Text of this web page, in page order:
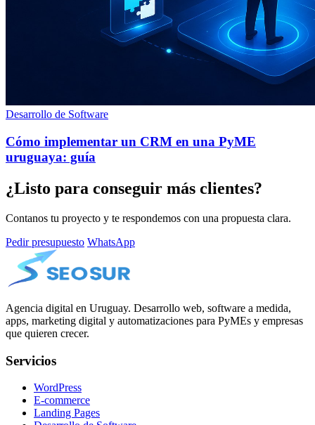
Desarrollo de Software
Cómo implementar un CRM en una PyME
uruguaya: guía
¿Listo para conseguir más clientes?
Contanos tu proyecto y te respondemos con una propuesta clara.
Pedir presupuesto WhatsApp
Agencia digital en Uruguay. Desarrollo web, software a medida,
apps, marketing digital y automatizaciones para PyMEs y empresas
que quieren crecer.
Servicios
WordPress
E-commerce
Landing Pages